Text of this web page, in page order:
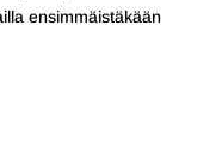
ensimmäistäkään